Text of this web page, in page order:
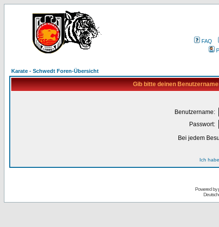
FAQ
Karate - Schwedt Foren-Übersicht
Gib bitte deinen
Benutzername:
Passwort:
Bei jedem
Ich
Powered by